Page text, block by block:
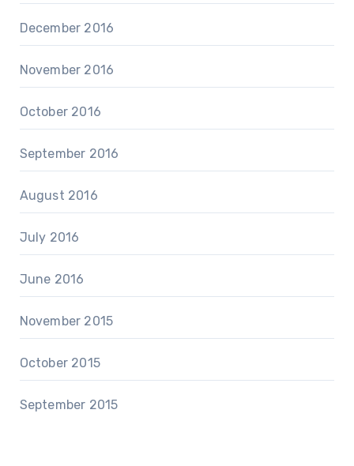
December 2016
November 2016
October 2016
September 2016
August 2016
July 2016
June 2016
November 2015
October 2015
September 2015